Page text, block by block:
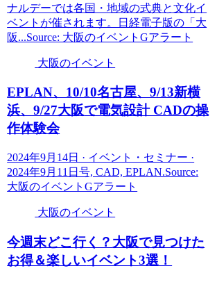
ナルデーでは各国・地域の式典と文化イ
ベントが催されます。日経電子版の「大
阪...Source: 大阪のイベントGアラート
大阪のイベント
EPLAN、10/10名古屋、9/13新横
浜、9/27大阪で電気設計 CADの操
作体験会
2024年9月14日 · イベント・セミナー ·
2024年9月11日号, CAD, EPLAN.Source:
大阪のイベントGアラート
大阪のイベント
今週末どこ行く？ 大阪で見つけた
お得＆楽しいイベント3選！